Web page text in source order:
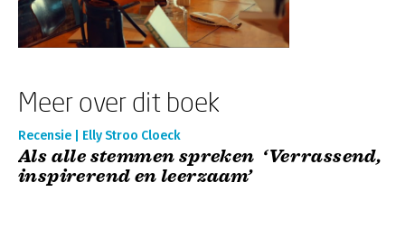
Meer over dit boek
Recensie | Elly Stroo Cloeck
Als alle stemmen spreken ‘Verrassend,
inspirerend en leerzaam’